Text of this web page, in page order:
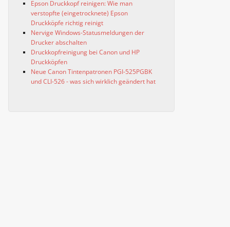
Epson Druckkopf reinigen: Wie man
verstopfte (eingetrocknete) Epson
Druckköpfe richtig reinigt
Nervige Windows-Statusmeldungen der
Drucker abschalten
Druckkopfreinigung bei Canon und HP
Druckköpfen
Neue Canon Tintenpatronen PGI-525PGBK
und CLI-526 - was sich wirklich geändert hat